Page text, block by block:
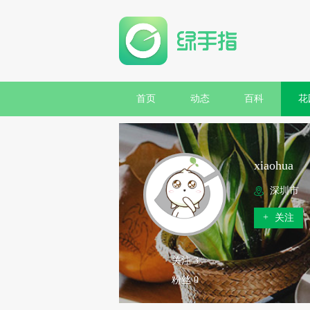
首页 动态 百科 花
关注 3
粉丝 0
xiaohua
深圳市
+ 关注